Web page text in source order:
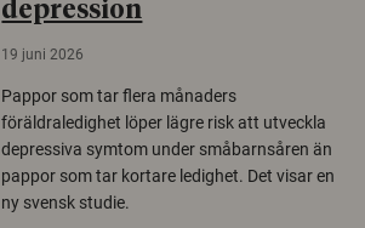
depression
19 juni 2026
Pappor som tar flera månaders
föräldraledighet löper lägre risk att utveckla
depressiva symtom under småbarnsåren än
pappor som tar kortare ledighet. Det visar en
ny svensk studie.